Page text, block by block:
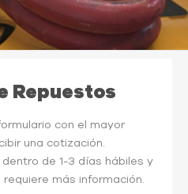
Repuestos
con el mayor
una cotización.
de 1-3 días hábiles y
más información.